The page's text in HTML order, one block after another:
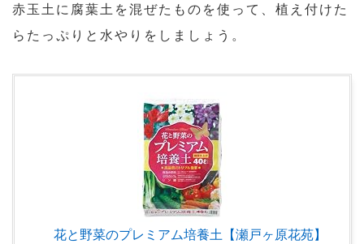
赤玉土に腐葉土を混ぜたものを使って、植え付けた
らたっぷりと水やりをしましょう。
花と野菜のプレミアム培養土【瀬戸ヶ原花苑】